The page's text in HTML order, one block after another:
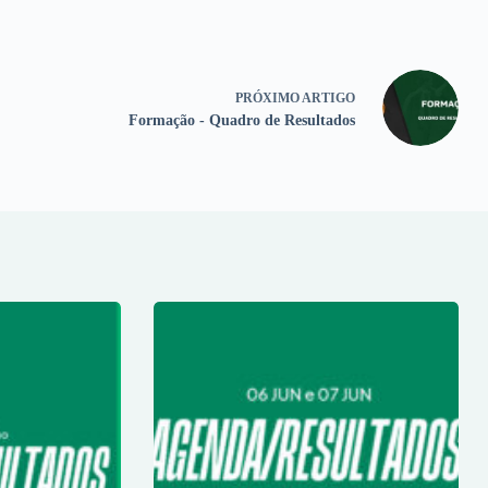
PRÓXIMO ARTIGO
Formação - Quadro de Resultados